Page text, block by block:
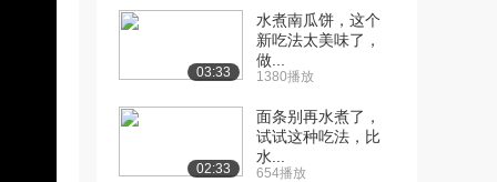
03:33
水煮南瓜饼，这个
新吃法太美味了，
做...
1380播放
02:33
面条别再水煮了，
试试这种吃法，比
水...
654播放